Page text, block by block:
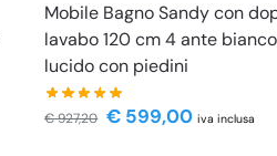
Mobile Bagno Sandy con
lavabo 120 cm 4 ante bianco
lucido con piedini
€927,20 € 599,00 iva inclusa